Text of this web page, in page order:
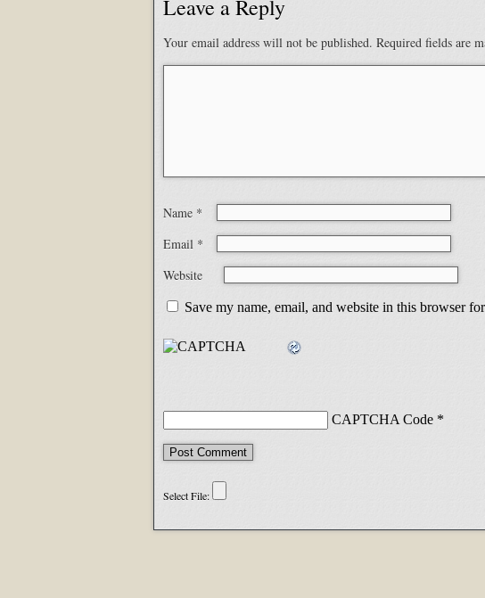
Leave a Reply
Your email address will not be published. Required fields are
Name *
Email *
Website
Save my name, email, and website in this browser
CAPTCHA Code *